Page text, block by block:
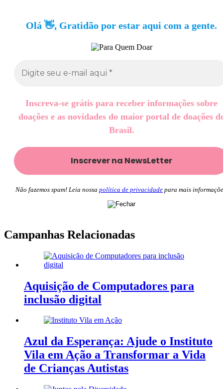
Olá 👋, Gratidão por estar aqui com a gente.
Inscreva-se grátis para receber informações sobre
doações e as novidades do maior portal de doações
Brasil.
Não fazemos spam! Leia nossa política de privacidade para mais
Campanhas Relacionadas
Aquisição de Computadores para
inclusão digital
Azul da Esperança: Ajude o Instituto
Vila em Ação a Transformar a Vida
de Crianças Autistas